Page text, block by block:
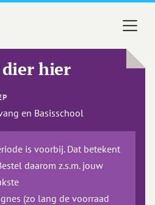
hier
en Basisschool
is voorbij. Dat betekent
daarom z.s.m. jouw
(zo lang de voorraad